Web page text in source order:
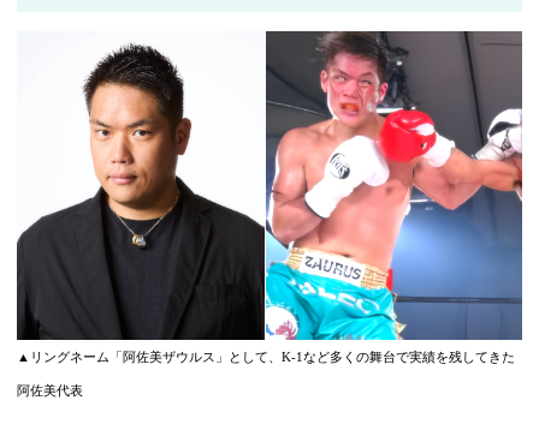
▲リングネーム「阿佐美ザウルス」として、K-1など多くの舞台で実績を残してきた
阿佐美代表